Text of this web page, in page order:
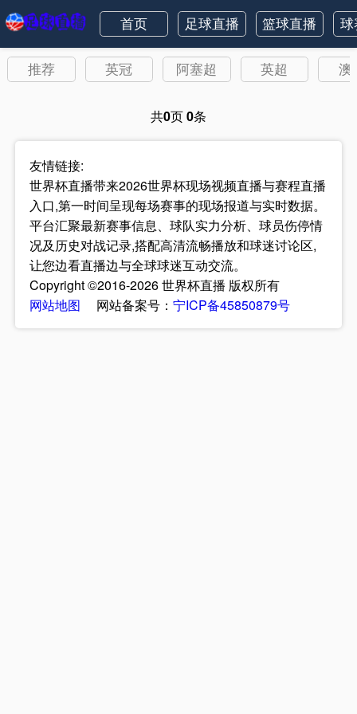
首页 足球直播 篮球直播
推荐 英冠 阿塞超 英超 澳
共0页0条
友情链接:
世界杯直播带来2026世界杯现场视频直播与赛程直播
入口,第一时间呈现每场赛事的现场报道与实时数据。
平台汇聚最新赛事信息、球队实力分析、球员伤停情
况及历史对战记录,搭配高清流畅播放和球迷讨论区,
让您边看直播边与全球球迷互动交流。
Copyright ©2016-2026 世界杯直播 版权所有
网站地图 网站备案号：宁ICP备45850879号